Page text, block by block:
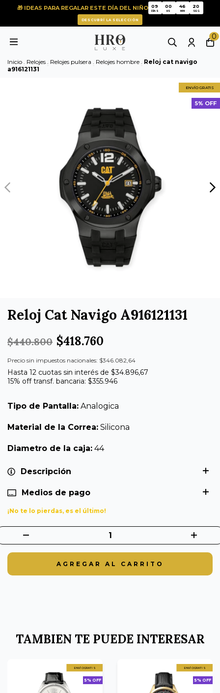
🎁 IDEAS PARA REGALAR ESTE DÍA DEL NIÑO
09
09
DÍAS
00
00
HS
46
46
MIN
20
19
SEG
DESCUBRÍ LA SELECCIÓN
0
Inicio Relojes Relojes pulsera Relojes hombre
Reloj cat navigo
a916121131
ENVÍO GRATIS
5% OFF
Reloj Cat Navigo A916121131
$440.800 $418.760
Precio sin impuestos nacionales: $346.082,64
Hasta 12 cuotas sin interés de $34.896,67
15% off transf. bancaria: $355.946
Tipo de Pantalla: Analogica
Material de la Correa: Silicona
Diametro de la caja: 44
Descripción
Medios de pago
¡No te lo pierdas, es el último!
TAMBIEN TE PUEDE INTERESAR
ENVÍO GRATIS
5% OFF
ENVÍO GRATIS
5% OFF